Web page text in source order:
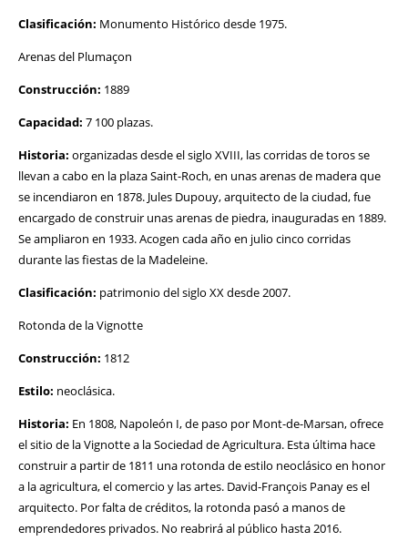
Clasificación: Monumento Histórico desde 1975.
Arenas del Plumaçon
Construcción: 1889
Capacidad: 7 100 plazas.
Historia: organizadas desde el siglo XVIII, las corridas de toros se
llevan a cabo en la plaza Saint-Roch, en unas arenas de madera que
se incendiaron en 1878. Jules Dupouy, arquitecto de la ciudad, fue
encargado de construir unas arenas de piedra, inauguradas en 1889.
Se ampliaron en 1933. Acogen cada año en julio cinco corridas
durante las fiestas de la Madeleine.
Clasificación: patrimonio del siglo XX desde 2007.
Rotonda de la Vignotte
Construcción: 1812
Estilo: neoclásica.
Historia: En 1808, Napoleón I, de paso por Mont-de-Marsan, ofrece
el sitio de la Vignotte a la Sociedad de Agricultura. Esta última hace
construir a partir de 1811 una rotonda de estilo neoclásico en honor
a la agricultura, el comercio y las artes. David-François Panay es el
arquitecto. Por falta de créditos, la rotonda pasó a manos de
emprendedores privados. No reabrirá al público hasta 2016.